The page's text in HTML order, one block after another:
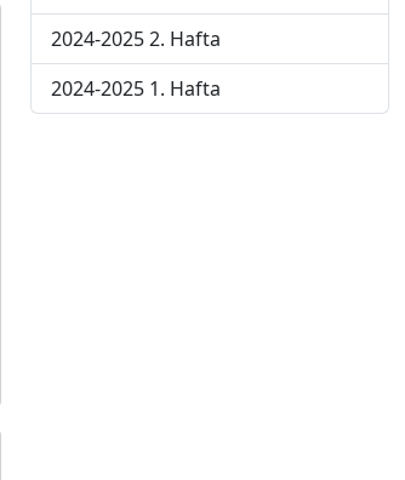
2024-2025 2. Hafta
2024-2025 1. Hafta